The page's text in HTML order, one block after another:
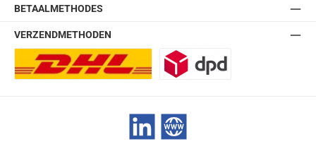
BETAALMETHODES
VERZENDMETHODEN
LinkedIn Website